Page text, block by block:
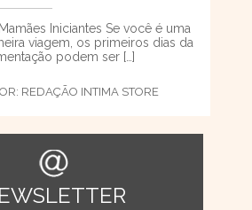
Iniciantes Se você é uma
viagem, os primeiros dias da
podem ser […]
REDAÇÃO INTIMA STORE